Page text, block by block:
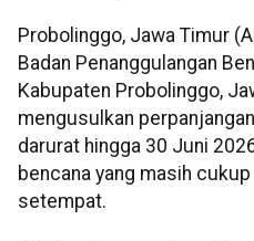
Probolinggo, Jawa Timur
Badan Penanggulangan
Kabupaten Probolinggo,
mengusulkan
darurat hingga 30 Juni
bencana yang masih
setempat.